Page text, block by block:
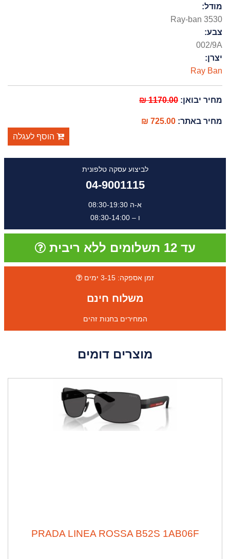
מודל:
Ray-ban 3530
צבע:
002/9A
יצרן:
Ray Ban
מחיר יבואן:1170.00 ₪
מחיר באתר:725.00 ₪
הוסף לעגלה
לביצוע עסקה טלפונית
04-9001115
א-ה 08:30-19:30
ו – 08:30-14:00
עד 12 תשלומים ללא ריבית
זמן אספקה: 3-15 ימים
משלוח חינם
המחירים בחנות זהים
מוצרים דומים
PRADA LINEA ROSSA B52S 1AB06F